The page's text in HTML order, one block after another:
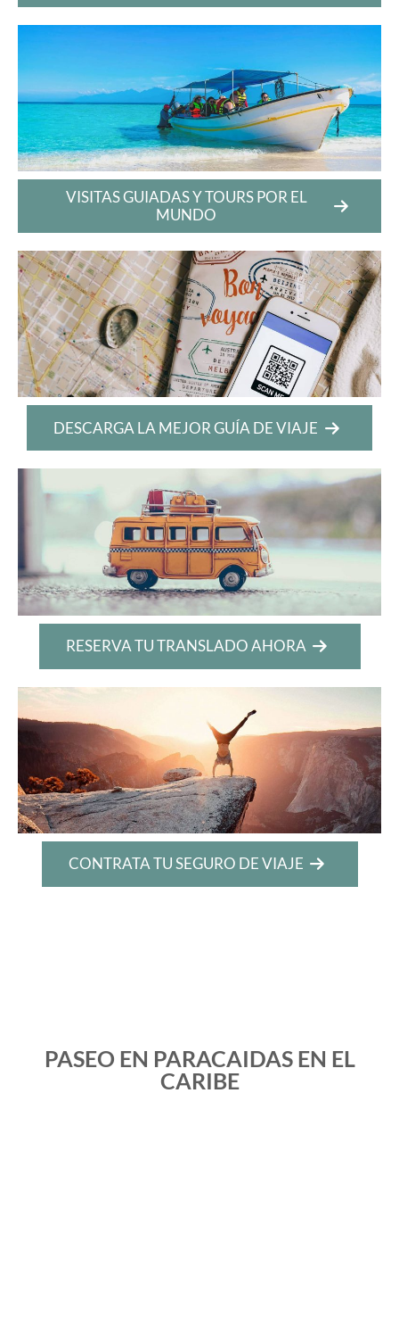
VISITAS GUIADAS Y TOURS POR EL
MUNDO
DESCARGA LA MEJOR GUÍA DE VIAJE
RESERVA TU TRANSLADO AHORA
CONTRATA TU SEGURO DE VIAJE
PASEO EN PARACAIDAS EN EL
CARIBE